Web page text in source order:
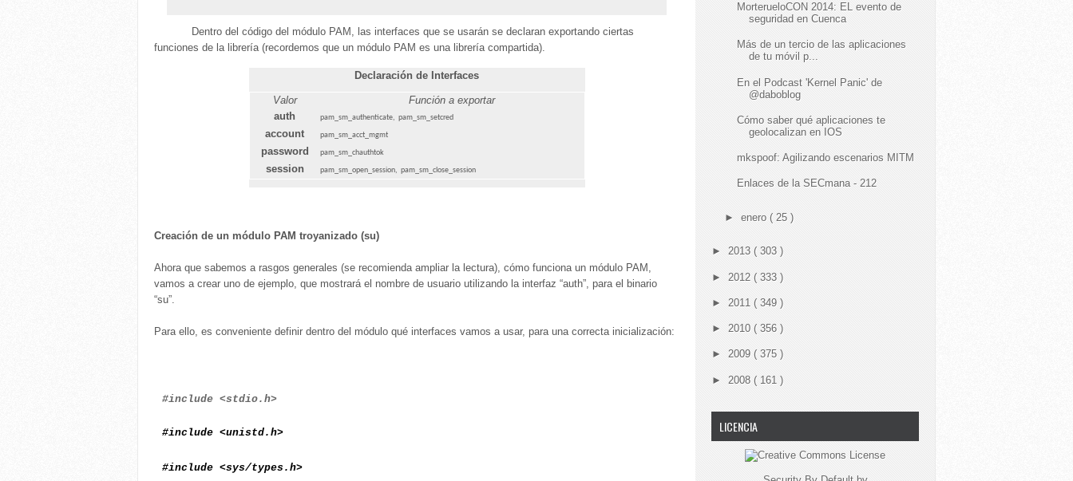
Dentro del código del módulo PAM, las interfaces que se usarán se declaran exportando ciertas
funciones de la librería (recordemos que un módulo PAM es una librería compartida).
Declaración de Interfaces
Valor
Función a exportar
auth
pam_sm_authenticate, pam_sm_setcred
account pam_sm_acct_mgmt
password pam_sm_chauthtok
session pam_sm_open_session, pam_sm_close_session
Creación de un módulo PAM troyanizado (su)
Ahora que sabemos a rasgos generales (se recomienda ampliar la lectura), cómo funciona un módulo PAM,
vamos a crear uno de ejemplo, que mostrará el nombre de usuario utilizando la interfaz “auth”, para el binario
“su”.
Para ello, es conveniente definir dentro del módulo qué interfaces vamos a usar, para una correcta inicialización:
#include <stdio.h>
#include <unistd.h>
#include <sys/types.h>
MorterueloCON 2014: EL evento de
seguridad en Cuenca
Más de un tercio de las aplicaciones
de tu móvil p...
En el Podcast 'Kernel Panic' de
@daboblog
Cómo saber qué aplicaciones te
geolocalizan en IOS
mkspoof: Agilizando escenarios MITM
Enlaces de la SECmana - 212
► enero ( 25 )
► 2013 ( 303 )
► 2012 ( 333 )
► 2011 ( 349 )
► 2010 ( 356 )
► 2009 ( 375 )
► 2008 ( 161 )
LICENCIA